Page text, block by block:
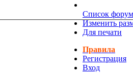
НОВОСТИ
Список
Изменить
Для печати
Правила
Регистрация
Вход